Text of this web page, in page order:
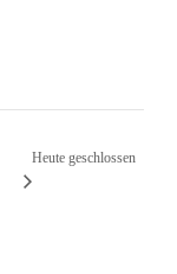
Heute geschlossen